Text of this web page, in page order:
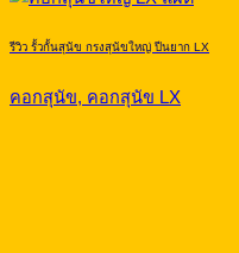
รีวิว รั้วกั้นสุนัข กรงสุนัขใหญ่ ปีนยาก LX
คอกสุนัข, คอกสุนัข LX